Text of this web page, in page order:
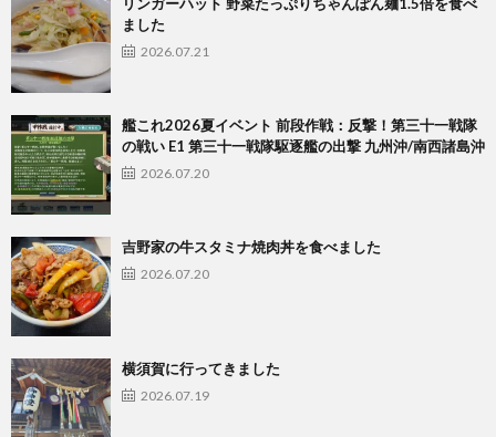
ました
2026.07.21
艦これ2026夏イベント 前段作戦：反撃！第三十一戦隊
の戦い E1 第三十一戦隊駆逐艦の出撃 九州沖/南西諸島沖
2026.07.20
吉野家の牛スタミナ焼肉丼を食べました
2026.07.20
横須賀に行ってきました
2026.07.19